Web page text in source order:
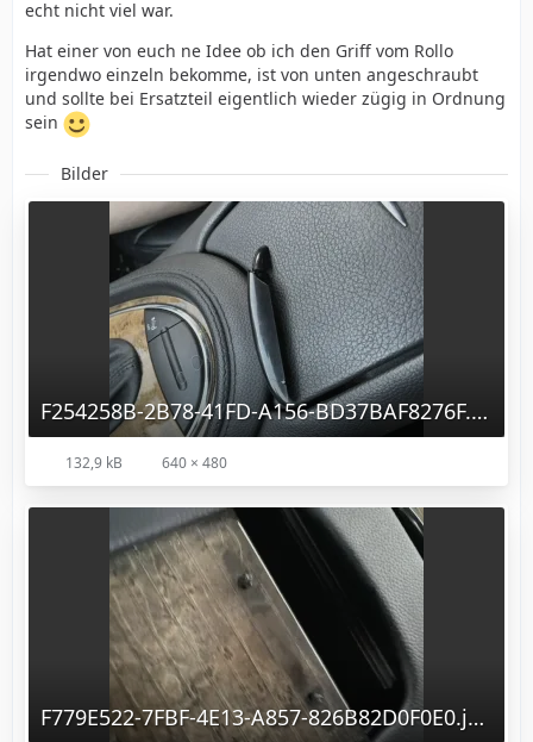
echt nicht viel war.
Hat einer von euch ne Idee ob ich den Griff vom Rollo
irgendwo einzeln bekomme, ist von unten angeschraubt
und sollte bei Ersatzteil eigentlich wieder zügig in Ordnung
sein
Bilder
F254258B-2B78-41FD-A156-BD37BAF8276F.jpeg
132,9 kB 640 × 480
F779E522-7FBF-4E13-A857-826B82D0F0E0.jpeg